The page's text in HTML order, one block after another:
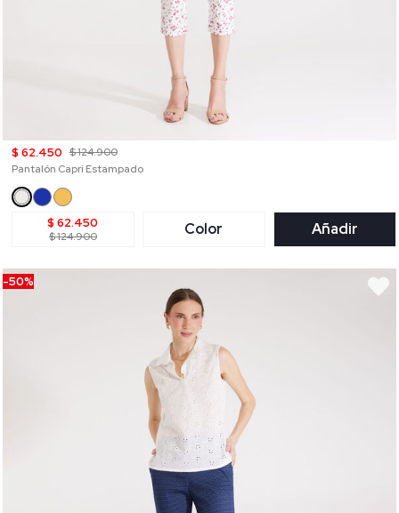
$ 62.450 $ 124.900
Pantalón Capri Estampado
$ 62.450
$ 124.900 Color Añadir
-50%